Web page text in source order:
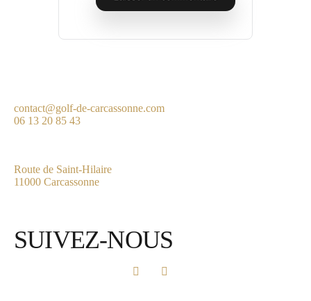
contact@golf-de-carcassonne.com
06 13 20 85 43
Route de Saint-Hilaire
11000 Carcassonne
SUIVEZ-NOUS